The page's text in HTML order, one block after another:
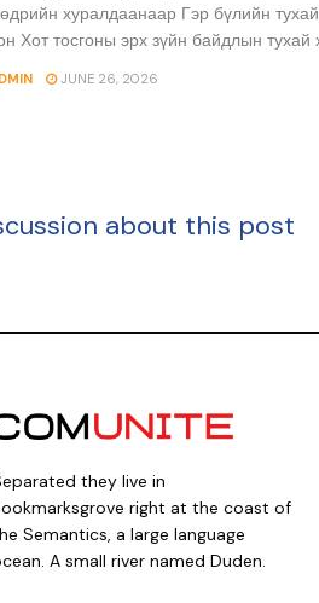
хуралдаанаар Гэр бүлийн
Хот тосгоны эрх зүйн байдлын тухай
JUNE 26, 2026
about this post
they live in
right at the coast of
Semantics, a large language
A small river named Duden.